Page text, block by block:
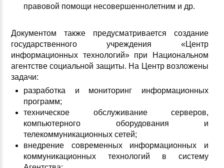
правовой помощи несовершеннолетним и др.
Документом также предусматривается создание
государственного учреждения «Центр
информационных технологий» при Национальном
агентстве социальной защиты. На Центр возложены
задачи:
разработка и мониторинг информационных
программ;
техническое обслуживание серверов,
компьютерного оборудования и
телекоммуникационных сетей;
внедрение современных информационных и
коммуникационных технологий в систему